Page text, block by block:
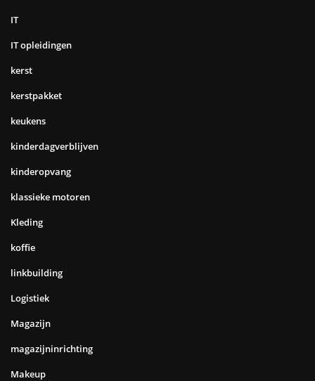
IT
IT opleidingen
kerst
kerstpakket
keukens
kinderdagverblijven
kinderopvang
klassieke motoren
Kleding
koffie
linkbuilding
Logistiek
Magazijn
magazijninrichting
Makeup